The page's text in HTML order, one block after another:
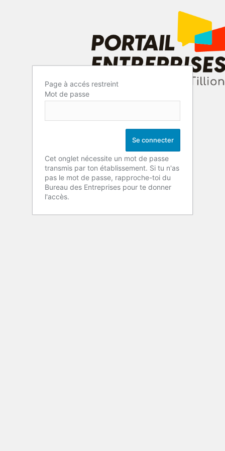
Page à accés restreint
Mot de passe
Cet onglet nécessite un mot de passe
transmis par ton établissement. Si tu n'as
pas le mot de passe, rapproche-toi du
Bureau des Entreprises pour te donner
l'accès.